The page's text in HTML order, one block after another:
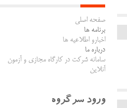
صفحه اصلی
برنامه ها
اخبارو اطلاعیه ها
درباره ما
سامانه شرکت در کارگاه مجازی و آزمون
آنلاین
ورود سرگروه